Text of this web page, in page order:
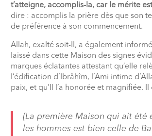
t’atteigne, accomplis-la, car le mérite est
dire : accomplis la prière dès que son
de préférence à son commencement.
Allah, exalté soit-Il, a également
laissé dans cette Maison des signes
marques éclatantes attestant qu’elle
l’édification d’Ibrâhîm, l’Ami intime
paix, et qu’Il l’a honorée et magnifiée. Il
{La première Maison qui ait été
les hommes est bien celle de